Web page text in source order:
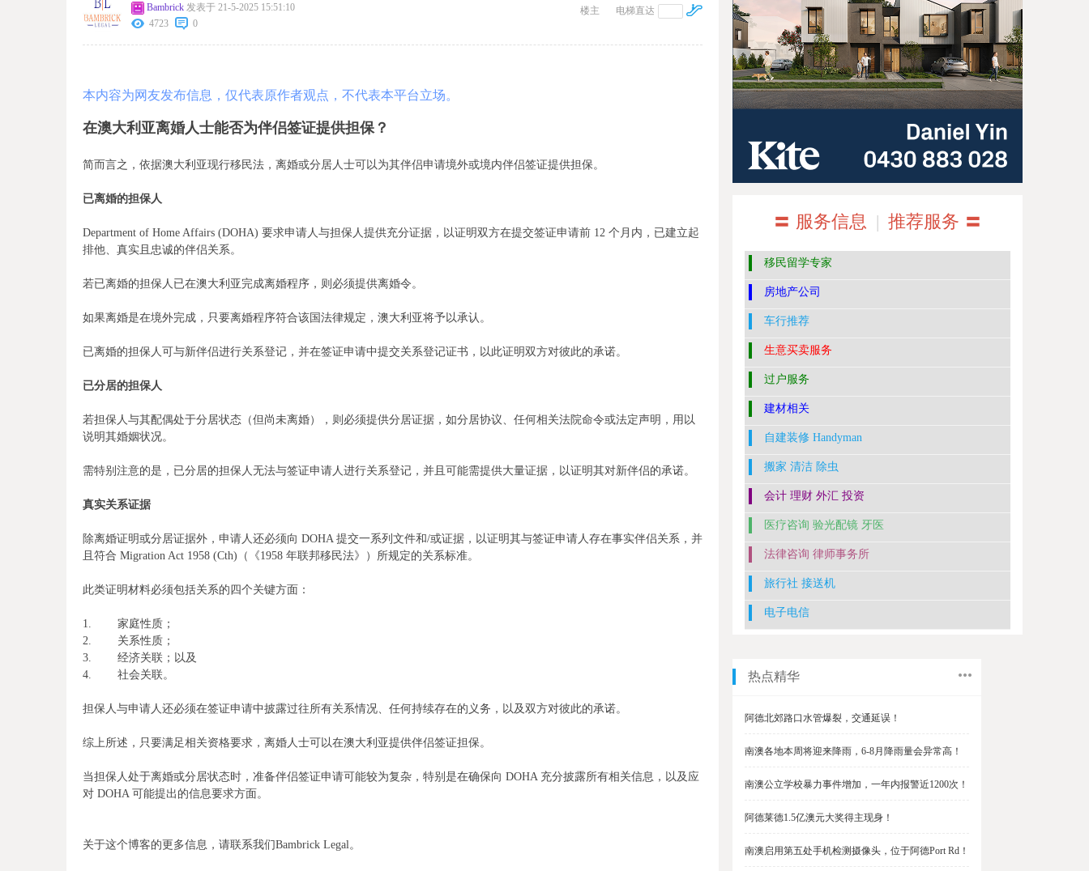
电梯直达
楼主
Bambrick 发表于 21-5-2025 15:51:10
4723
0
本内容为网友发布信息，仅代表原作者观点，不代表本平台立场。
在澳大利亚离婚人士能否为伴侣签证提供担保？
简而言之，依据澳大利亚现行移民法，离婚或分居人士可以为其伴侣申请境外或境内伴侣签证提供担保。
已离婚的担保人
Department of Home Affairs (DOHA) 要求申请人与担保人提供充分证据，以证明双方在提交签证申请前 12 个月内，已建立起
排他、真实且忠诚的伴侣关系。
若已离婚的担保人已在澳大利亚完成离婚程序，则必须提供离婚令。
如果离婚是在境外完成，只要离婚程序符合该国法律规定，澳大利亚将予以承认。
已离婚的担保人可与新伴侣进行关系登记，并在签证申请中提交关系登记证书，以此证明双方对彼此的承诺。
已分居的担保人
若担保人与其配偶处于分居状态（但尚未离婚），则必须提供分居证据，如分居协议、任何相关法院命令或法定声明，用以
说明其婚姻状况。
需特别注意的是，已分居的担保人无法与签证申请人进行关系登记，并且可能需提供大量证据，以证明其对新伴侣的承诺。
真实关系证据
除离婚证明或分居证据外，申请人还必须向 DOHA 提交一系列文件和/或证据，以证明其与签证申请人存在事实伴侣关系，并
且符合 Migration Act 1958 (Cth)（《1958 年联邦移民法》）所规定的关系标准。
此类证明材料必须包括关系的四个关键方面：
1. 家庭性质；
2. 关系性质；
3. 经济关联；以及
4. 社会关联。
担保人与申请人还必须在签证申请中披露过往所有关系情况、任何持续存在的义务，以及双方对彼此的承诺。
综上所述，只要满足相关资格要求，离婚人士可以在澳大利亚提供伴侣签证担保。
当担保人处于离婚或分居状态时，准备伴侣签证申请可能较为复杂，特别是在确保向 DOHA 充分披露所有相关信息，以及应
对 DOHA 可能提出的信息要求方面。
关于这个博客的更多信息，请联系我们Bambrick Legal 。
〓 服务信息 | 推荐服务 〓
移民留学专家
房地产公司
车行推荐
生意买卖服务
过户服务
建材相关
自建装修 Handyman
搬家 清洁 除虫
会计 理财 外汇 投资
医疗咨询 验光配镜 牙医
法律咨询 律师事务所
旅行社 接送机
电子电信
热点精华
阿德北郊路口水管爆裂，交通延误！
南澳各地本周将迎来降雨，6-8月降雨量会异常高！
南澳公立学校暴力事件增加，一年内报警近1200次！
阿德莱德1.5亿澳元大奖得主现身！
南澳启用第五处手机检测摄像头，位于阿德Port Rd！